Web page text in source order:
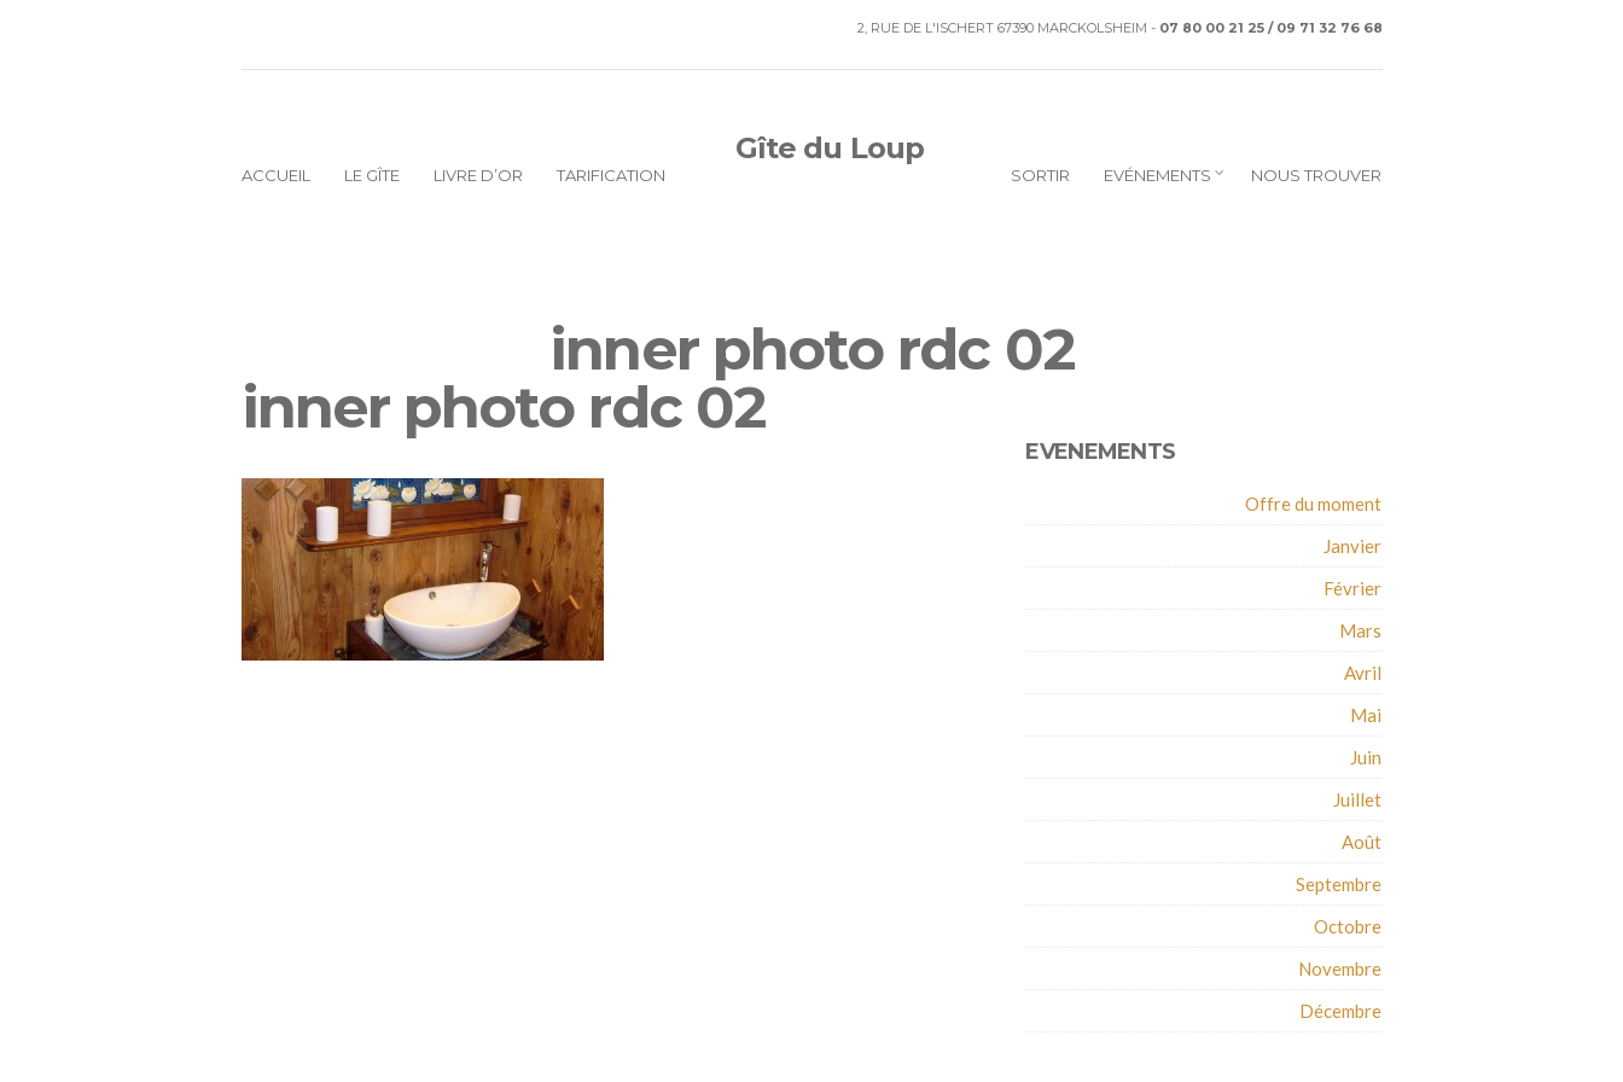
2, RUE DE L'ISCHERT 67390 MARCKOLSHEIM - 07 80 00 21 25 / 09 71 32 76 68
ACCUEIL LE GÎTE LIVRE D’OR TARIFICATION
Gîte du Loup
SORTIR EVÉNEMENTS NOUS TROUVER
inner photo rdc 02
inner photo rdc 02
EVENEMENTS
Offre du moment
Janvier
Février
Mars
Avril
Mai
Juin
Juillet
Août
Septembre
Octobre
Novembre
Décembre